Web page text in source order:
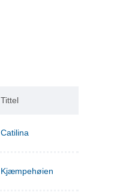
Tittel
Catilina
Kjæmpehøien